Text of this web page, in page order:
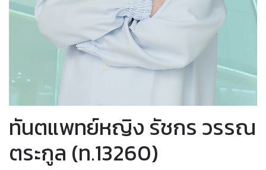
ทันตแพทย์หญิง รัชกร วรรณ
ตระกูล (ท.13260)